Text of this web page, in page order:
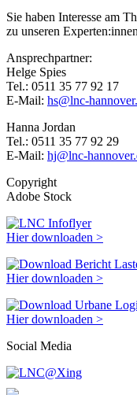
Sie haben Interesse am
zu unseren
Ansprechpartner:
Helge Spies
Tel.: 0511 35 77 92 17
E-Mail: hs@lnc-
Hanna Jordan
Tel.: 0511 35 77 92 29
E-Mail: hj@lnc-
Copyright
Adobe Stock
Hier downloaden >
Hier downloaden >
Hier downloaden >
Social Media